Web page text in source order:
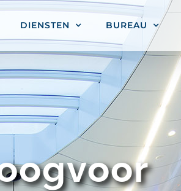
DIENSTEN BUREAU